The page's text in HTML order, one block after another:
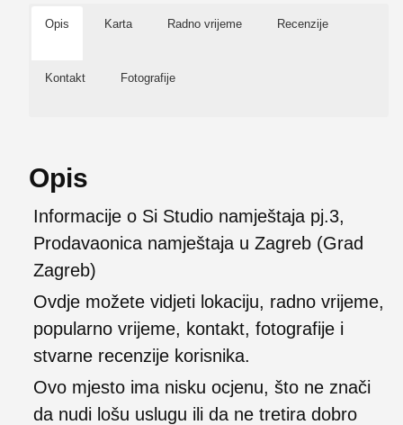
Opis Karta Radno vrijeme Recenzije
Kontakt Fotografije
Opis
Informacije o Si Studio namještaja pj.3,
Prodavaonica namještaja u Zagreb (Grad
Zagreb)
Ovdje možete vidjeti lokaciju, radno vrijeme,
popularno vrijeme, kontakt, fotografije i
stvarne recenzije korisnika.
Ovo mjesto ima nisku ocjenu, što ne znači
da nudi lošu uslugu ili da ne tretira dobro